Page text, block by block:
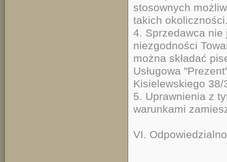
stosownych
takich
4. Sprzedawca nie
niezgodności
można składać
Usługowa
Kisielewskiego 38/
5. Uprawnienia z
warunkami
VI.